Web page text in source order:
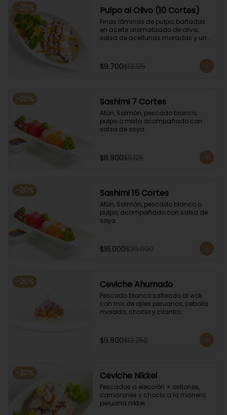
-20% Pulpo al Olivo (10 Cortes)
Finas láminas de pulpo, bañadas
en aceite aromatizado de oliva,
salsa de aceitunas moradas y un
$9.700$12.125
-20% Sashimi 7 Cortes
Atún, Salmón, pescado blanco,
pulpo o mixto acompañado con
salsa de soya.
$8.900$11.125
-20% Sashimi 15 Cortes
Atún, Salmón, pescado blanco o
pulpo, acompañado con salsa de
soya.
$16.000$20.000
-20% Ceviche Ahumado
Pescado blanco salteado al wok
con mix de ajíes peruanos, cebolla
morada, choclo y cilantro.
$9.800$12.250
-20% Ceviche Nikkei
Pescados a elección + ostiones,
camarones y choclo a la manera
peruana nikkei.